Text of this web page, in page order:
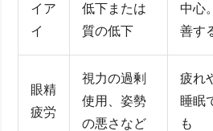
イア
イ
低下または
質の低下
中心
善す
眼精
疲労
視力の過剰
使用、姿勢
の悪さなど
疲れ
睡眠
も